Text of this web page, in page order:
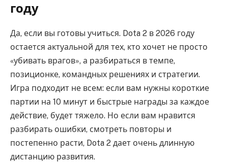
году
Да, если вы готовы учиться. Dota 2 в 2026 году
остается актуальной для тех, кто хочет не просто
«убивать врагов», а разбираться в темпе,
позиционке, командных решениях и стратегии.
Игра подходит не всем: если вам нужны короткие
партии на 10 минут и быстрые награды за каждое
действие, будет тяжело. Но если вам нравится
разбирать ошибки, смотреть повторы и
постепенно расти, Dota 2 дает очень длинную
дистанцию развития.